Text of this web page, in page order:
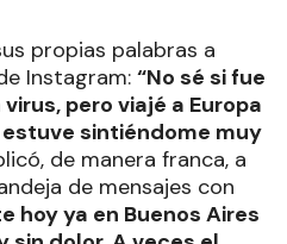
propias palabras a
Instagram: “No sé si fue
pero viajé a Europa
sintiéndome muy
de manera franca, a
de mensajes con
hoy ya en Buenos Aires